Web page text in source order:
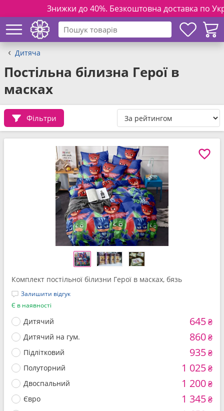
Знижки до 40%. Безкоштовна доставка по
Дитяча
Постільна білизна Герої в
масках
Фільтри
Комплект постільної білизни Герої в масках, бязь
Залишити відгук
Є в наявності
Дитячий 645₴
Дитячий на гум. 860₴
Підлітковий 935₴
Полуторний 1 025₴
Двоспальний 1 200₴
Євро 1 345₴